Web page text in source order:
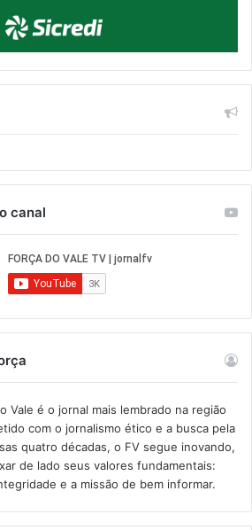
canal
Vale é o jornal mais lembrado na região
com o jornalismo ético e a busca pela
quatro décadas, o FV segue inovando,
de lado seus valores fundamentais:
e a missão de bem informar.​